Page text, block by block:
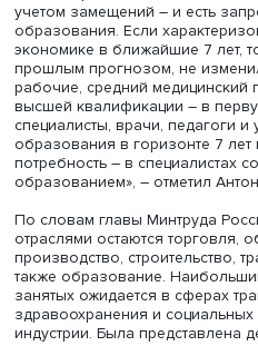
Министр труда и
представил основный
опорой на полученные
потребности.
«По данным прогноза,
потребность за 7 лет
числе: 11,7 млн – для
дополнительных рабочих
необходимо вовлекать в
В среднегодовом
показателей, которые мы
делали прогноз на 5 лет.
учетом замещений – и есть